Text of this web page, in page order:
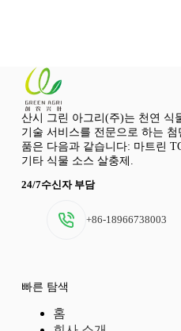
산시 그린 아그리(주)는 천연 식
기술 서비스를 전문으로 하는
품은 다음과 같습니다: 마트린
기타 식물 소스 살충제.
24/7수신자 부담
+86-18966738003
빠른 탐색
홈